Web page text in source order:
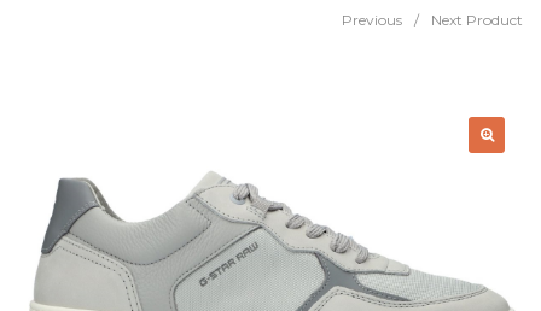
Previous / Next Product